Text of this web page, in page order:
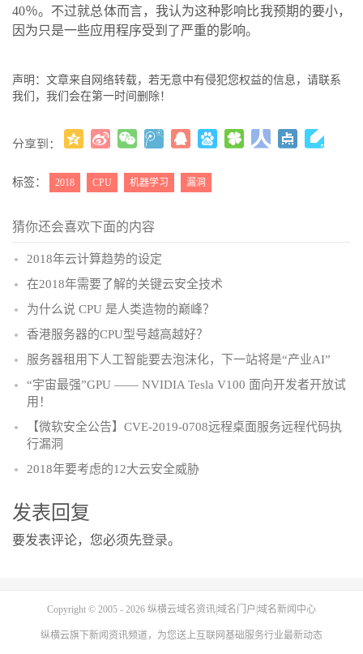
40％。不过就总体而言，我认为这种影响比我预期的要小，
因为只是一些应用程序受到了严重的影响。
声明：文章来自网络转载，若无意中有侵犯您权益的信息，请联系
我们，我们会在第一时间删除！
分享到：
标签： 2018 CPU 机器学习 漏洞
猜你还会喜欢下面的内容
2018年云计算趋势的设定
在2018年需要了解的关键云安全技术
为什么说 CPU 是人类造物的巅峰？
香港服务器的CPU型号越高越好？
服务器租用下人工智能要去泡沫化，下一站将是“产业AI”
“宇宙最强”GPU —— NVIDIA Tesla V100 面向开发者开放试
用！
【微软安全公告】CVE-2019-0708远程桌面服务远程代码执
行漏洞
2018年要考虑的12大云安全威胁
发表回复
要发表评论，您必须先登录。
Copyright © 2005 - 2026 纵横云域名资讯|域名门户|域名新闻中心
纵横云旗下新闻资讯频道，为您送上互联网基础服务行业最新动态